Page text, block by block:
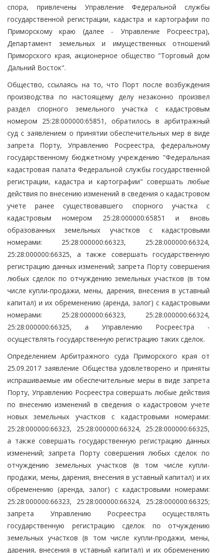
спора, привлечены Управление Федеральной службы
государственной регистрации, кадастра и картографии по
Приморскому краю (далее - Управление Росреестра),
Департамент земельных и имущественных отношений
Приморского края, акционерное общество "Торговый дом
Дальний Восток".
Общество, ссылаясь на то, что Порт после возбуждения
производства по настоящему делу незаконно произвел
раздел спорного земельного участка с кадастровым
номером 25:28:000000:65851, обратилось в арбитражный
суд с заявлением о принятии обеспечительных мер в виде
запрета Порту, Управлению Росреестра, федеральному
государственному бюджетному учреждению "Федеральная
кадастровая палата Федеральной службы государственной
регистрации, кадастра и картографии" совершать любые
действия по внесению изменений в сведения о кадастровом
учете ранее существовавшего спорного участка с
кадастровым номером 25:28:000000:65851 и вновь
образованных земельных участков с кадастровыми
номерами: 25:28:000000:66323, 25:28:000000:66324,
25:28:000000:66325, а также совершать государственную
регистрацию данных изменений; запрета Порту совершения
любых сделок по отчуждению земельных участков (в том
числе купли-продажи, мены, дарения, внесения в уставный
капитал) и их обременению (аренда, залог) с кадастровыми
номерами: 25:28:000000:66323, 25:28:000000:66324,
25:28:000000:66325, а Управлению Росреестра -
осуществлять государственную регистрацию таких сделок.
Определением Арбитражного суда Приморского края от
25.09.2017 заявление Общества удовлетворено и приняты
испрашиваемые им обеспечительные меры в виде запрета
Порту, Управлению Росреестра совершать любые действия
по внесению изменений в сведения о кадастровом учете
новых земельных участков с кадастровыми номерами:
25:28:000000:66323, 25:28:000000:66324, 25:28:000000:66325,
а также совершать государственную регистрацию данных
изменений; запрета Порту совершения любых сделок по
отчуждению земельных участков (в том числе купли-
продажи, мены, дарения, внесения в уставный капитал) и их
обременению (аренда, залог) с кадастровыми номерами:
25:28:000000:66323, 25:28:000000:66324, 25:28:000000:66325;
запрета Управлению Росреестра осуществлять
государственную регистрацию сделок по отчуждению
земельных участков (в том числе купли-продажи, мены,
дарения, внесения в уставный капитал) и их обременению